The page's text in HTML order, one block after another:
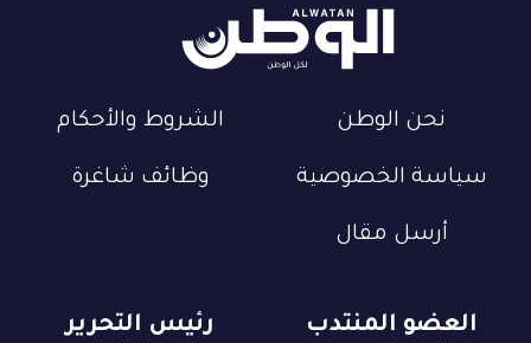
نحن الوطن الشروط والأحكام
سياسة الخصوصية وظائف شاغرة
أرسل مقال
العضو المنتدب رئيس التحرير